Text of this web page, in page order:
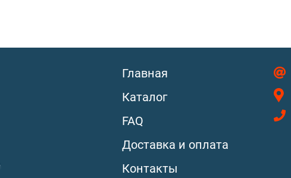
Главная
Каталог
FAQ
Доставка и оплата
Контакты